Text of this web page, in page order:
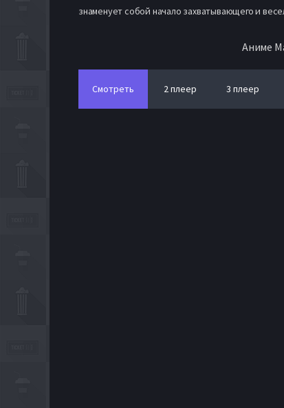
знаменует собой начало захватывающего и
Аниме
Смотреть 2 плеер 3 плеер